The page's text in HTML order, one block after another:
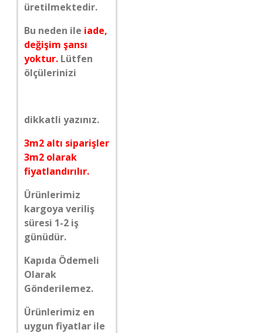
üretilmektedir.
Bu neden ile iade,
değişim şansı
yoktur. Lütfen
ölçülerinizi
dikkatli yazınız.
3m2 altı siparişler
3m2 olarak
fiyatlandırılır.
Ürünlerimiz
kargoya veriliş
süresi 1-2 iş
günüdür.
Kapıda Ödemeli
Olarak
Gönderilemez.
Ürünlerimiz en
uygun fiyatlar ile